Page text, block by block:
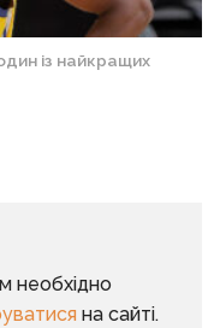
із найкращих
необхідно
на сайті.